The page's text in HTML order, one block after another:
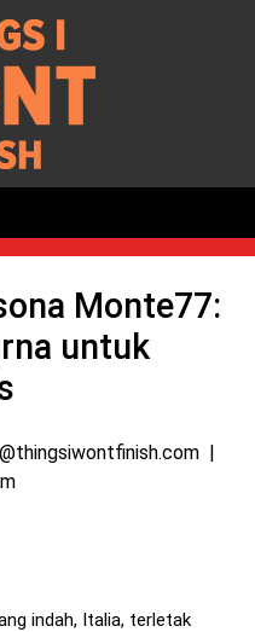
Monte77:
untuk
|
indah, Italia, terletak